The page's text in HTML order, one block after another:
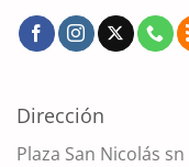
Dirección
Plaza San Nicolás sn